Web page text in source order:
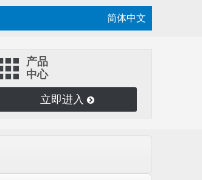
简体中文
产品
中心
立即进入